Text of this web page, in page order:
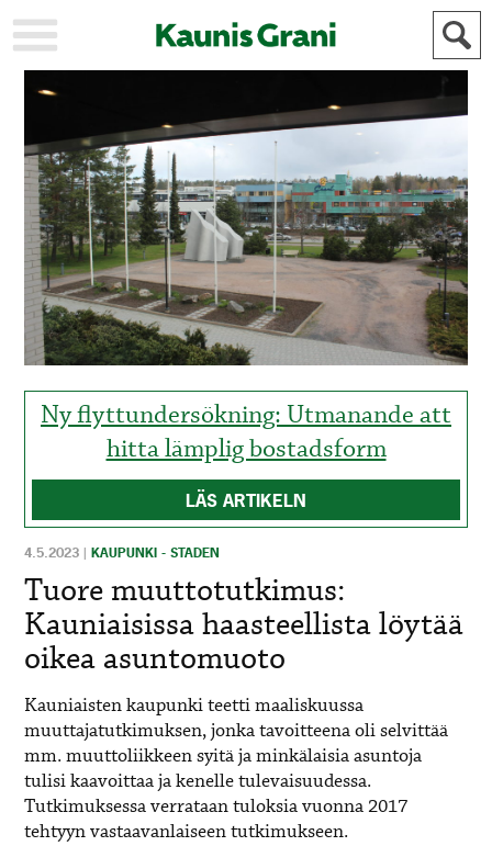
KAUPUNKI
AJANKOHTAISTA
AKTUELLT
URHEILU
IDROTT
KULTTUURI
KULTUR
HISTORIA
HISTORIA
YLEINEN
ALLMÄN
MAINOSTAJILLE
FÖR
ANNONSÖRER
Ny flyttundersökning: Utmanande att
hitta lämplig bostadsform
LÄS ARTIKELN
4.5.2023 |KAUPUNKI - STADEN
Tuore muuttotutkimus:
Kauniaisissa haasteellista löytää
oikea asuntomuoto
Kauniaisten kaupunki teetti maaliskuussa
muuttajatutkimuksen, jonka tavoitteena oli selvittää
mm. muuttoliikkeen syitä ja minkälaisia asuntoja
tulisi kaavoittaa ja kenelle tulevaisuudessa.
Tutkimuksessa verrataan tuloksia vuonna 2017
tehtyyn vastaavanlaiseen tutkimukseen.